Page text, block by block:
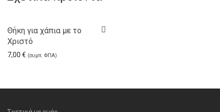
Θήκη για χάπια με το
Χριστό
7,00 € (συμπ. ΦΠΑ)